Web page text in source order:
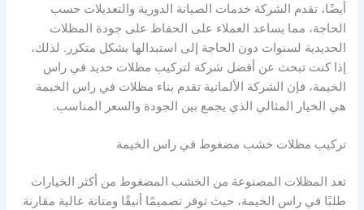
أيضًا، تقدم الشركة خدمات الصيانة الدورية والتعديلات حسب
الحاجة، مما يساعد العملاء على الحفاظ على جودة المظلات
الحديدية لسنوات دون الحاجة إلى استبدالها بشكل متكرر. لذلك،
إذا كنت تبحث عن أفضل شركة لتركيب مظلات حديد في راس
الخيمة، فإن الشركة الألمانية تقدم بناء مظلات في راس الخيمة
هي الخيار المثالي الذي يجمع بين الجودة والسعر المناسب.
تركيب مظلات خشب مضغوط في راس الخيمة
تعد المظلات المصنوعة من الخشب المضغوط من أكثر الخيارات
طلبًا في راس الخيمة، حيث توفر تصميمًا أنيقًا ومتانة عالية مقارنة